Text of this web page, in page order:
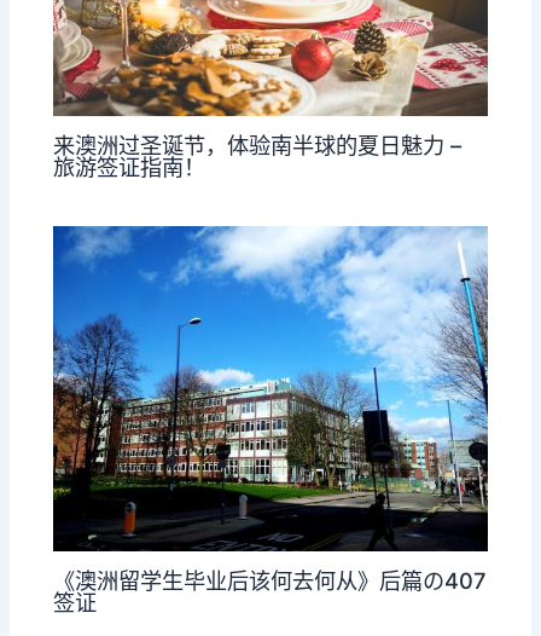
来澳洲过圣诞节，体验南半球的夏日魅力 –
旅游签证指南！
《澳洲留学生毕业后该何去何从》后篇の407
签证